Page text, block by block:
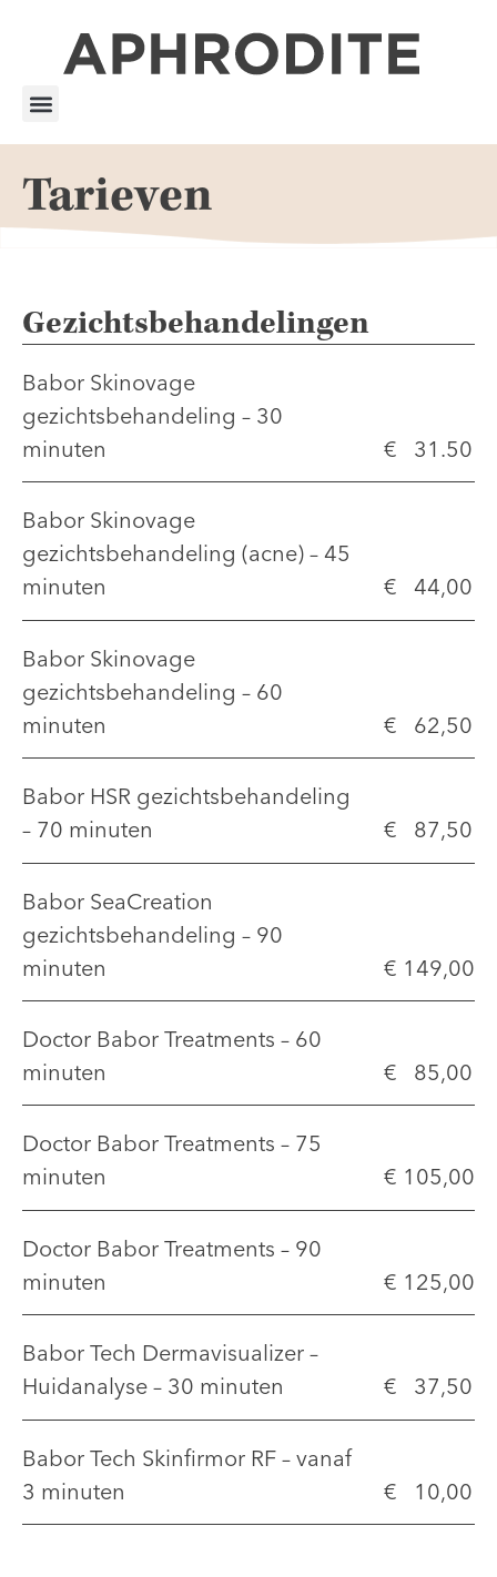
Tarieven
Gezichtsbehandelingen
Babor Skinovage
gezichtsbehandeling – 30
minuten
€ 31.50
Babor Skinovage
gezichtsbehandeling (acne) – 45
minuten
€ 44,00
Babor Skinovage
gezichtsbehandeling – 60
minuten
€ 62,50
Babor HSR gezichtsbehandeling
– 70 minuten
€ 87,50
Babor SeaCreation
gezichtsbehandeling – 90
minuten
€ 149,00
Doctor Babor Treatments – 60
minuten
€ 85,00
Doctor Babor Treatments – 75
minuten
€ 105,00
Doctor Babor Treatments – 90
minuten
€ 125,00
Babor Tech Dermavisualizer –
Huidanalyse – 30 minuten
€ 37,50
Babor Tech Skinfirmor RF – vanaf
3 minuten
€ 10,00